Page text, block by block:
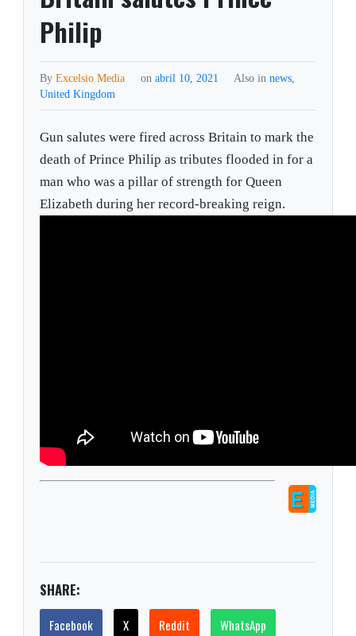
Philip
ByExcelsio Media on abril 10, 2021 Also in news,
United Kingdom
Gun salutes were fired across Britain to mark the
death of Prince Philip as tributes flooded in for a
man who was a pillar of strength for Queen
Elizabeth during her record-breaking reign.
SHARE:
Facebook X Reddit WhatsApp